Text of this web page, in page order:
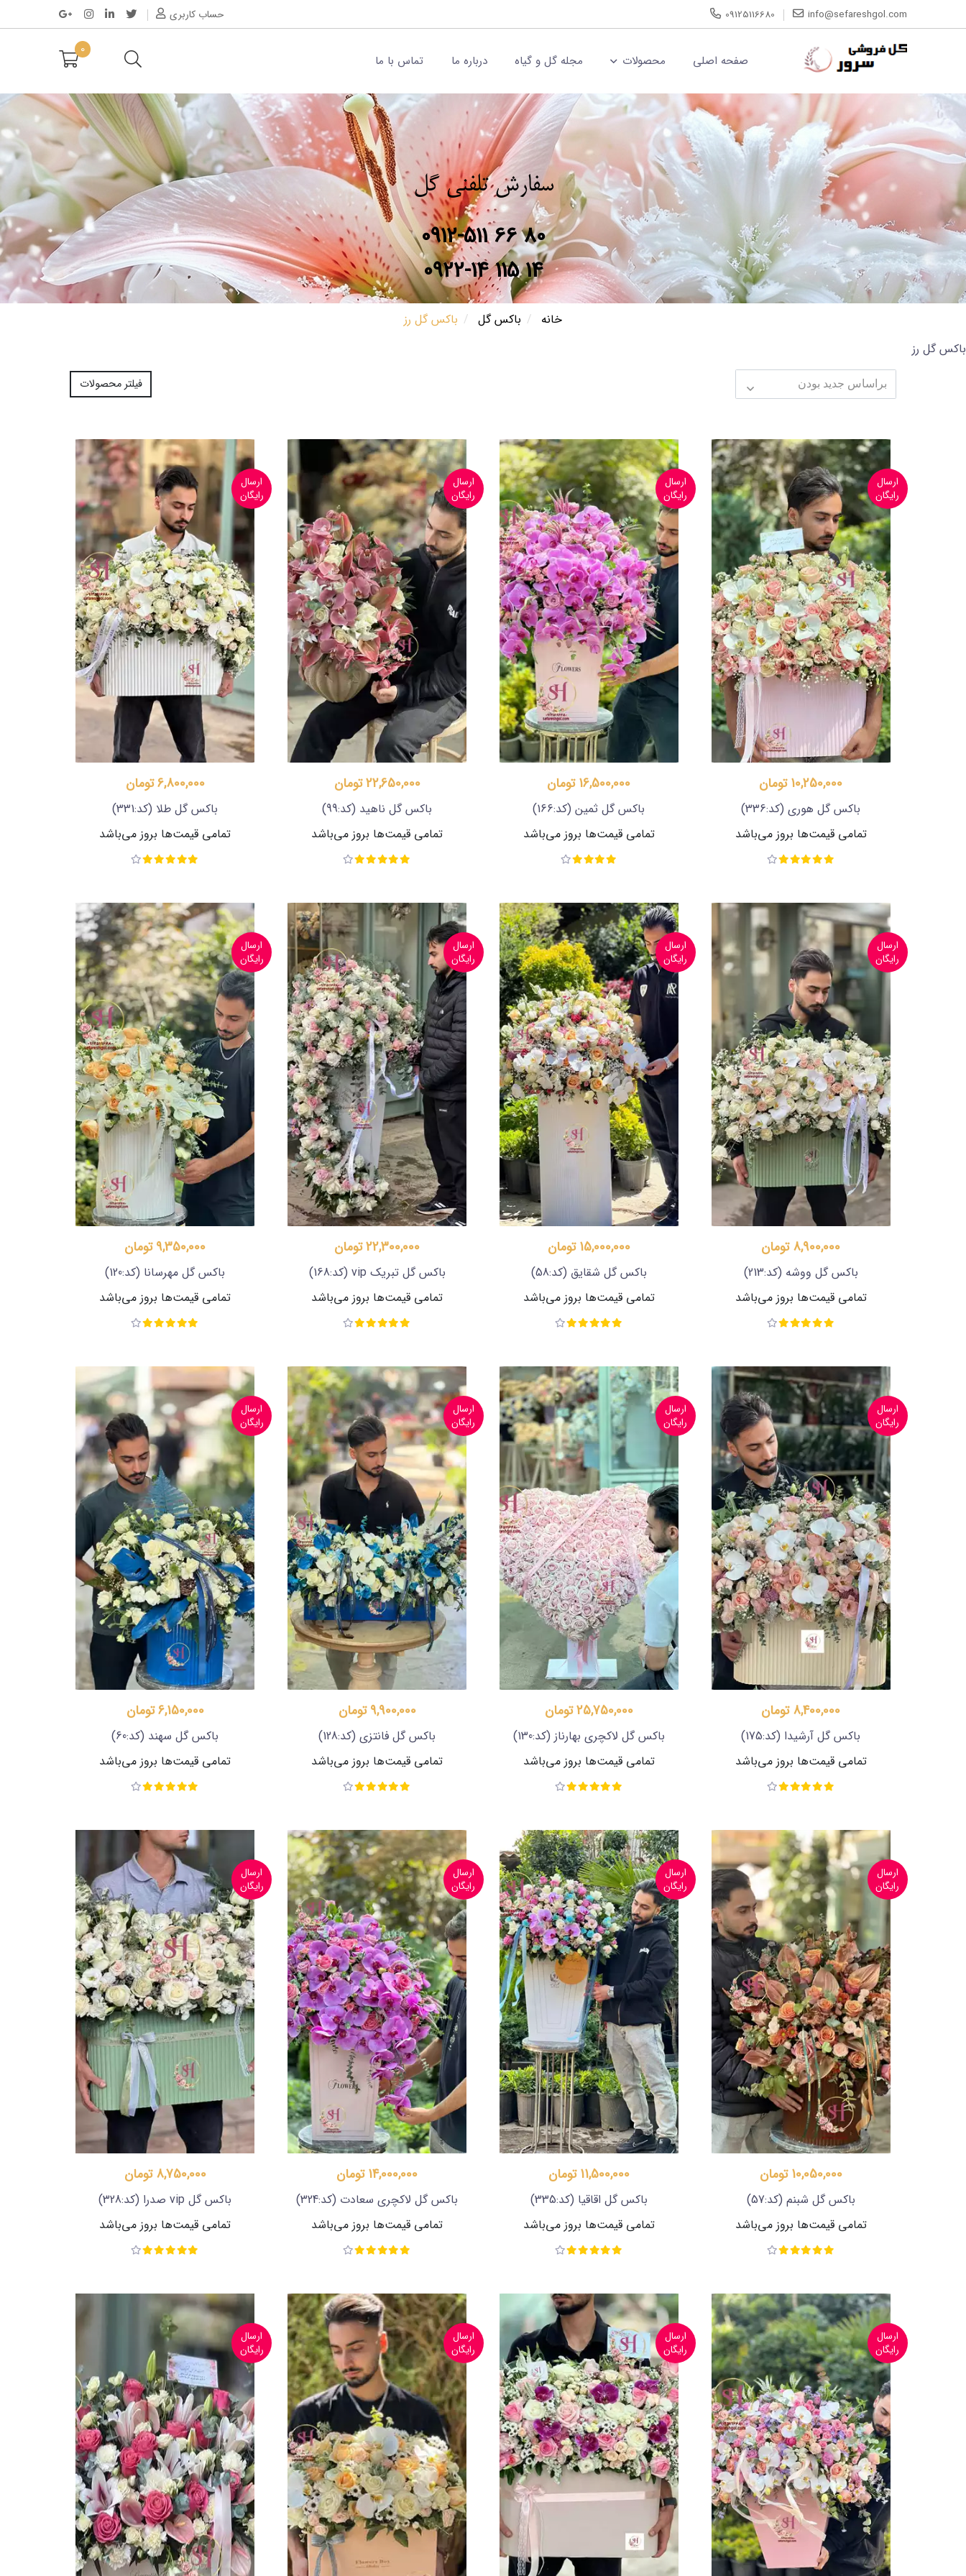
info@sefareshgol.com
09125116680 حساب کاربری
صفحه اصلی محصولات مجله گل و گیاه درباره ما تماس با ما
0
سفارش تلفنی گل
0912-511 66 80
0922-14 115 14
خانه باکس گل
باکس گل رز
باکس گل رز
فیلتر محصولات
ارسال
رایگان
10,250,000 تومان
باکس گل هوری (کد:336)
تمامی قیمت‌ها بروز می‌باشد
ارسال
رایگان
16,500,000 تومان
باکس گل ثمین (کد:166)
تمامی قیمت‌ها بروز می‌باشد
ارسال
رایگان
22,650,000 تومان
باکس گل ناهید (کد:99)
تمامی قیمت‌ها بروز می‌باشد
ارسال
رایگان
6,800,000 تومان
باکس گل طلا (کد:331)
تمامی قیمت‌ها بروز می‌باشد
ارسال
رایگان
8,900,000 تومان
باکس گل ووشه (کد:213)
تمامی قیمت‌ها بروز می‌باشد
ارسال
رایگان
15,000,000 تومان
باکس گل شقایق (کد:58)
تمامی قیمت‌ها بروز می‌باشد
ارسال
رایگان
22,300,000 تومان
باکس گل تبریک vip
(کد:168)
تمامی قیمت‌ها بروز می‌باشد
ارسال
رایگان
9,350,000 تومان
باکس گل مهرسانا (کد:120)
تمامی قیمت‌ها بروز می‌باشد
ارسال
رایگان
8,400,000 تومان
باکس گل آرشیدا (کد:175)
تمامی قیمت‌ها بروز می‌باشد
ارسال
رایگان
25,750,000 تومان
باکس گل لاکچری بهارناز (کد:130)
تمامی قیمت‌ها بروز می‌باشد
ارسال
رایگان
9,900,000 تومان
باکس گل فانتزی (کد:128)
تمامی قیمت‌ها بروز می‌باشد
ارسال
رایگان
6,150,000 تومان
باکس گل سهند (کد:60)
تمامی قیمت‌ها بروز می‌باشد
ارسال
رایگان
10,050,000 تومان
باکس گل شبنم (کد:57)
تمامی قیمت‌ها بروز می‌باشد
ارسال
رایگان
11,500,000 تومان
باکس گل اقاقیا (کد:335)
تمامی قیمت‌ها بروز می‌باشد
ارسال
رایگان
14,000,000 تومان
باکس گل لاکچری سعادت (کد:324)
تمامی قیمت‌ها بروز می‌باشد
ارسال
رایگان
8,750,000 تومان
باکس گل vip صدرا
(کد:328)
تمامی قیمت‌ها بروز می‌باشد
ارسال
رایگان
ارسال
رایگان
ارسال
رایگان
ارسال
رایگان